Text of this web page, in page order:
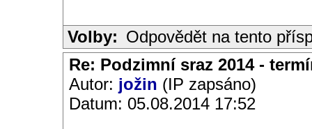
Volby: Odpovědět na tento
Re: Podzimní sraz 2014 -
Autor: jožin (IP zapsáno)
Datum: 05.08.2014 17:52